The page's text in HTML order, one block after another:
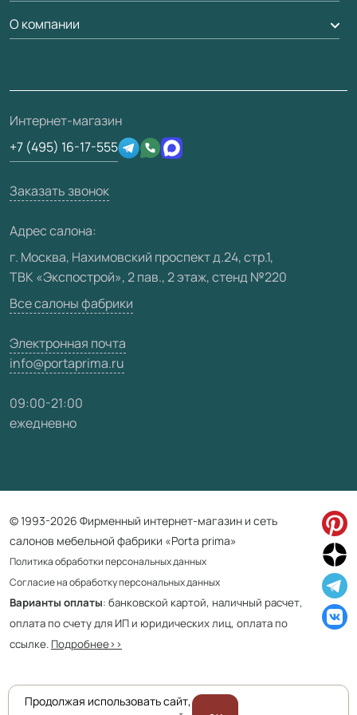
Погонаж
Гарантия
Вопрос-ответ
Отзывы клиентов
Техническая информация
Юридическая информация
Доставка
Дизайнерам / архитекторам
Скачать материалы
3D-модели
О компании
О фабрике
Сертификаты
Производство
Вакансии
Видео
Карта сайта
Интернет-магазин
+7 (495) 16-17-555
Заказать звонок
Адрес салона:
г. Москва, Нахимовский проспект д.24, стр.1,
ТВК «Экспострой», 2 пав., 2 этаж, стенд №220
Все салоны фабрики
Электронная почта
info@portaprima.ru
09:00-21:00
ежедневно
© 1993-2026 Фирменный интернет-магазин и сеть
салонов мебельной фабрики «Porta prima»
Политика обработки персональных данных
Согласие на обработку персональных данных
Варианты оплаты: банковской картой, наличный расчет,
оплата по счету для ИП и юридических лиц, оплата по
ссылке. Подробнее>>
Приведенная на сайте информация не является публичной офертой
Продолжая использовать сайт,